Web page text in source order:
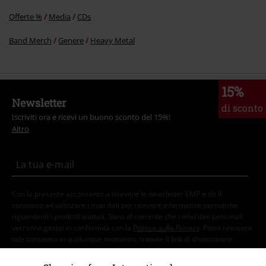
Offerte % Media CDs
Band Merch Genere Heavy Metal
15%
di sconto
Newsletter
Iscriviti ora e ricevi un buono sconto del 15%!
Altro
Con la presente acconsento a ricevere le newsletter EMP e do il
consenso ad utilizzare i miei dati per ricevere informative periodiche
riguardanti i prodotti trattati. Sono al corrente che i miei dati personali
verranno gestiti in conformità con la
Politica sulla Privacy
. Potrò revocare
tale consenso in qualunque momento, tramite il link di disiscrizione
presente in ogni newsletter.
per annullare liscrizione alla newsletter.